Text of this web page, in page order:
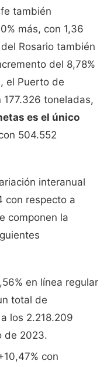
también
más, con 1,36
Rosario también
del 8,78%
el Puerto de
toneladas,
es el único
504.552
interanual
con respecto a
componen la
en línea regular
total de
los 2.218.209
de 2023.
con